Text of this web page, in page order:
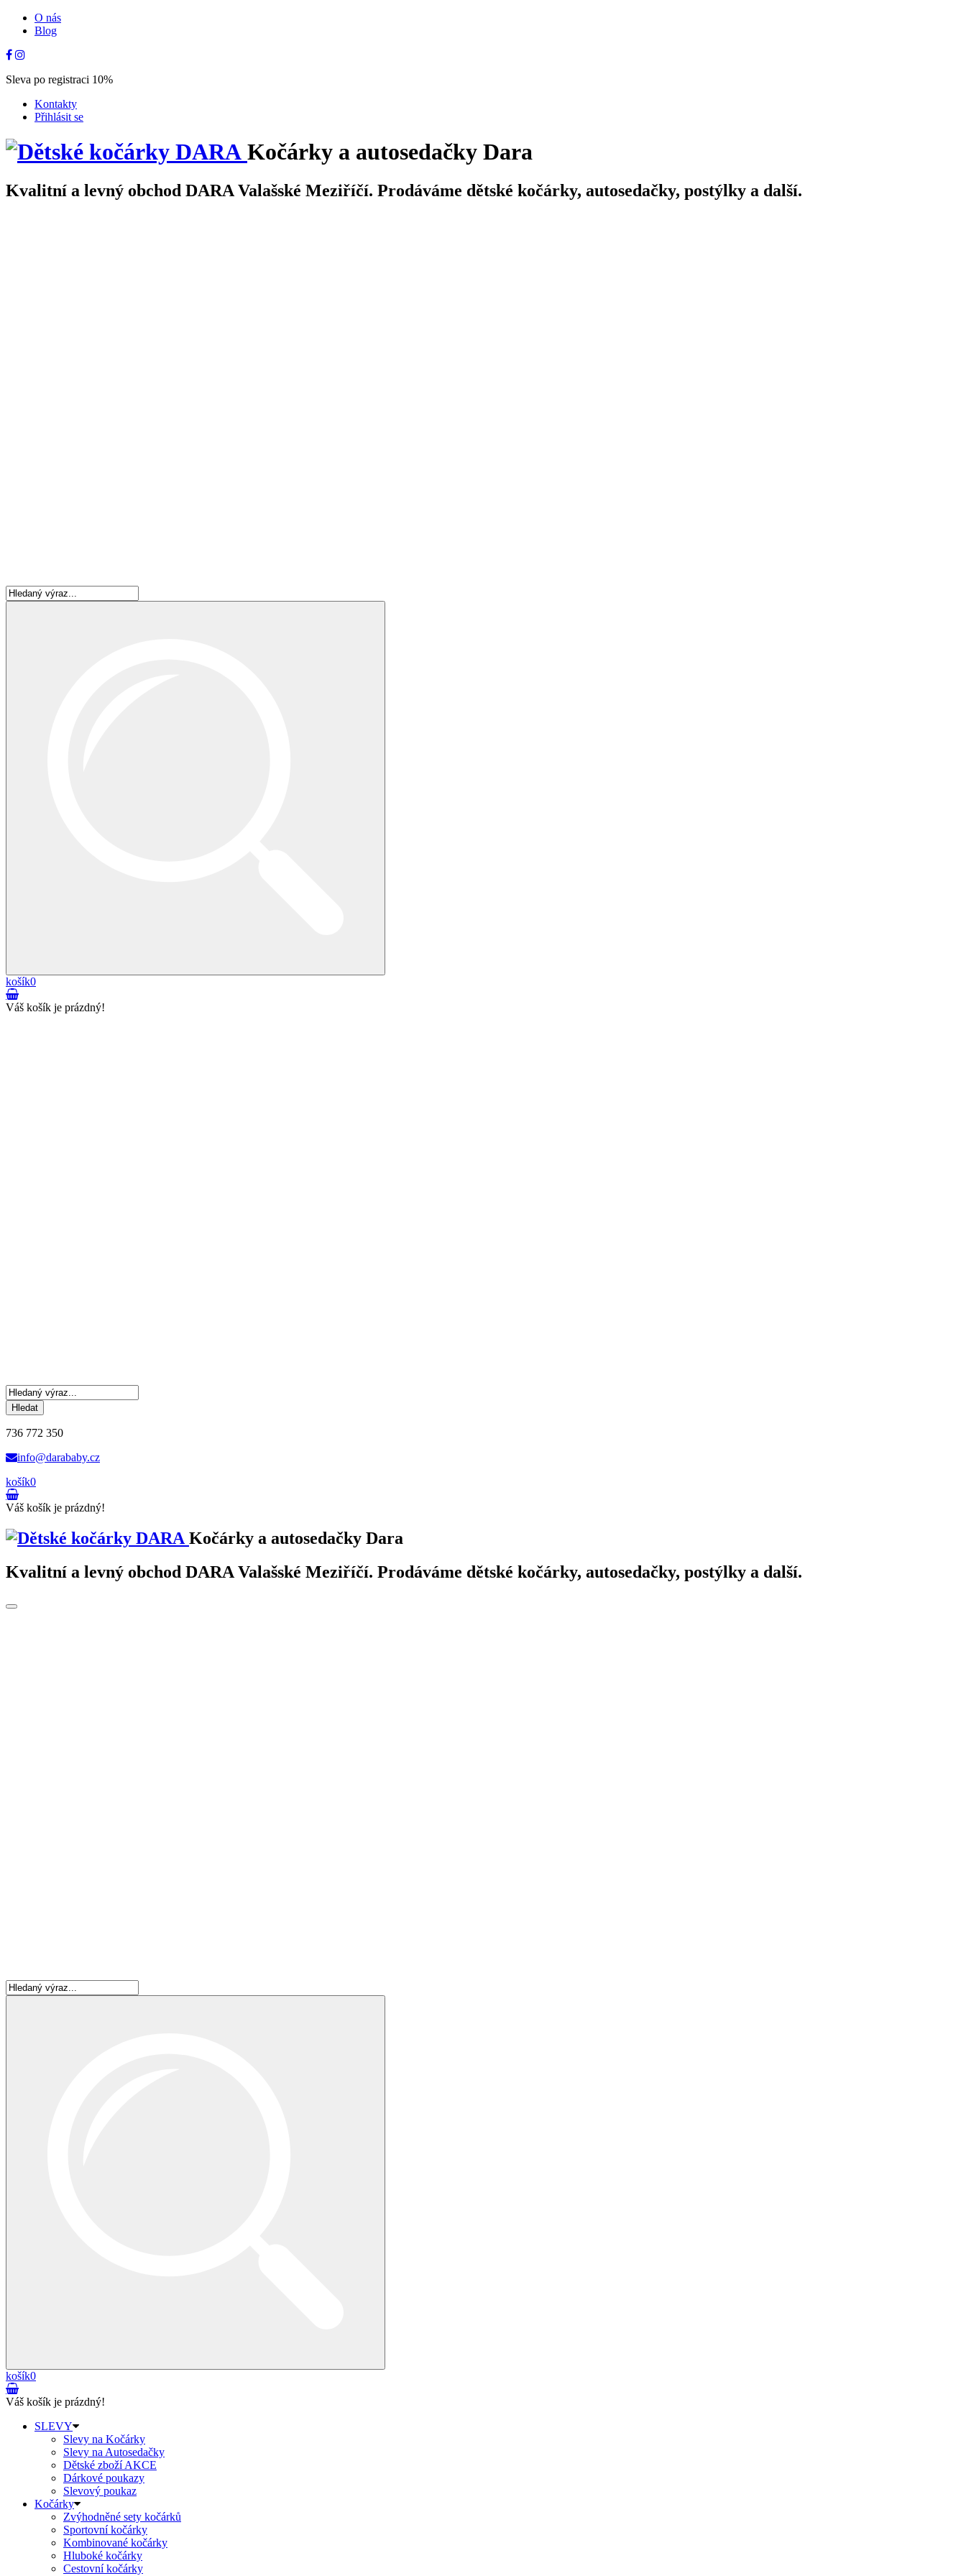
O nás
Blog
Sleva po registraci 10%
Kontakty
Přihlásit se
Kočárky a autosedačky Dara
Kvalitní a levný obchod DARA Valašské Meziříčí. Prodáváme dětské kočárky, autosedačky, postýlky a další.
košík0
Váš košík je prázdný!
Hledat
736 772 350
info@darababy.cz
košík0
Váš košík je prázdný!
Kočárky a autosedačky Dara
Kvalitní a levný obchod DARA Valašské Meziříčí. Prodáváme dětské kočárky, autosedačky, postýlky a další.
Toggle
košík0
Váš košík je prázdný!
SLEVY
Slevy na Kočárky
Slevy na Autosedačky
Dětské zboží AKCE
Dárkové poukazy
Slevový poukaz
Kočárky
Zvýhodněné sety kočárků
Sportovní kočárky
Kombinované kočárky
Hluboké kočárky
Cestovní kočárky